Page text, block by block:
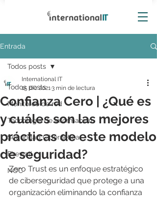
Entrada
Todos posts
Monitoreo de red
Tecnología de información
Seguridad Cibernética
Firewall
NOC
Todos posts
Confianza Cero | ¿Qué es
y cuáles son las mejores
prácticas de este modelo
de seguridad?
International IT
15 dic 20213 min de lectura
Zero Trust es un enfoque estratégico
de ciberseguridad que protege a una
organización eliminando la confianza